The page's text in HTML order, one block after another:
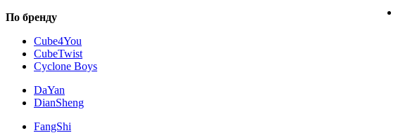
По бренду
Cube4You
CubeTwist
Cyclone Boys
DaYan
DianSheng
FangShi